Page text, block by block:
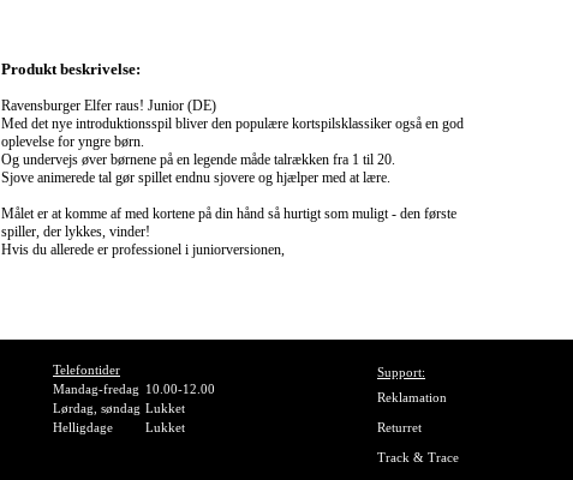
Produkt beskrivelse:
Ravensburger Elfer raus! Junior (DE)
Med det nye introduktionsspil bliver den populære kortspilsklassiker også en god
oplevelse for yngre børn.
Og undervejs øver børnene på en legende måde talrækken fra 1 til 20.
Sjove animerede tal gør spillet endnu sjovere og hjælper med at lære.
Målet er at komme af med kortene på din hånd så hurtigt som muligt - den første
spiller, der lykkes, vinder!
Hvis du allerede er professionel i juniorversionen,
Telefontider
Mandag-fredag 10.00-12.00
Lørdag, søndag Lukket
Helligdage
Lukket
Support:
Reklamation
Returret
Track & Trace